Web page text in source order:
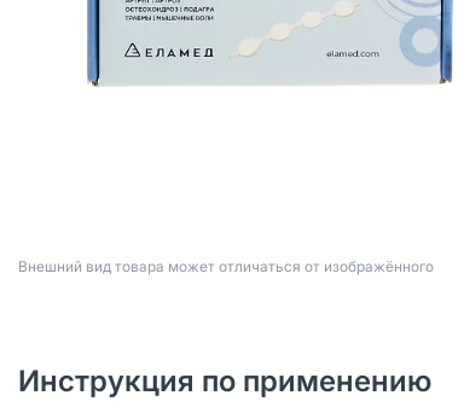
Bнешний вид товара может отличаться от изображённого
Инструкция по применению